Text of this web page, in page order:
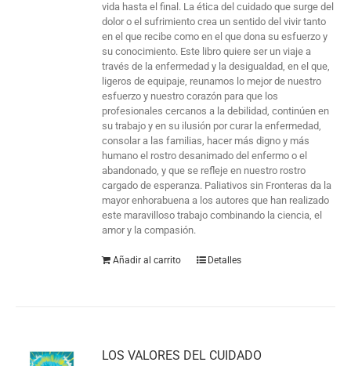
vida hasta el final. La ética del cuidado que surge del
dolor o el sufrimiento crea un sentido del vivir tanto
en el que recibe como en el que dona su esfuerzo y
su conocimiento. Este libro quiere ser un viaje a
través de la enfermedad y la desigualdad, en el que,
ligeros de equipaje, reunamos lo mejor de nuestro
esfuerzo y nuestro corazón para que los
profesionales cercanos a la debilidad, continúen en
su trabajo y en su ilusión por curar la enfermedad,
consolar a las familias, hacer más digno y más
humano el rostro desanimado del enfermo o el
abandonado, y que se refleje en nuestro rostro
cargado de esperanza. Paliativos sin Fronteras da la
mayor enhorabuena a los autores que han realizado
este maravilloso trabajo combinando la ciencia, el
amor y la compasión.
Añadir al carrito Detalles
LOS VALORES DEL CUIDADO